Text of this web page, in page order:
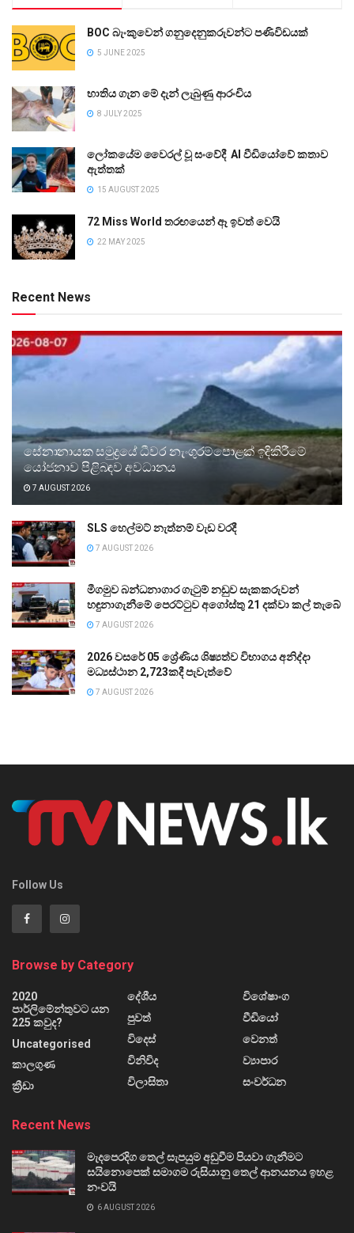
BOC බැංකුවෙන් ගනුදෙනුකරුවන්ට පණිවිඩයක්
5 JUNE 2025
භාතිය ගැන මේ දැන් ලැබුණු ආරංචිය
8 JULY 2025
ලෝකයේම වෛරල් වූ සංවේදී AI වීඩියෝවේ කතාව
ඇත්තක්
15 AUGUST 2025
72 Miss World තරඟයෙන් ඈ ඉවත් වෙයි
22 MAY 2025
Recent News
සේනානායක සමුද්‍රයේ ධීවර නැංගුරම්පොළක් ඉදිකිරීමේ
යෝජනාව පිළිබඳව අවධානය
7 AUGUST 2026
SLS හෙල්මට් නැත්නම් වැඩ වරදී
7 AUGUST 2026
මීගමුව බන්ධනාගාර ගැටුම් නඩුව සැකකරුවන්
හඳුනාගැනීමේ පෙරට්ටුව අගෝස්තු 21 දක්වා කල් තැබේ
7 AUGUST 2026
2026 වසරේ 05 ශ්‍රේණිය ශිෂ්‍යත්ව විභාගය අනිද්දා
මධ්‍යස්ථාන 2,723කදී පැවැත්වේ
7 AUGUST 2026
Follow Us
Browse by Category
2020
පාර්ලිමේන්තුවට යන
225 කවුද?
Uncategorised
කාලගුණ
ක්‍රීඩා
දේශීය
පුවත්
විදෙස්
විනිවිද
විලාසිතා
විශේෂාංග
වීඩියෝ
වෙනත්
ව්‍යාපාර
සංවර්ධන
Recent News
මැදපෙරදිග තෙල් සැපයුම අඩුවීම පියවා ගැනීමට
සයිනොපෙක් සමාගම රුසියානු තෙල් ආනයනය ඉහළ
නංවයි
6 AUGUST 2026